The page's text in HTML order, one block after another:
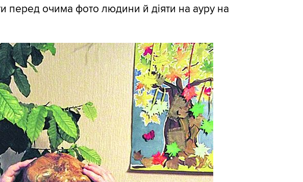
перед очима фото людини й діяти на ауру на